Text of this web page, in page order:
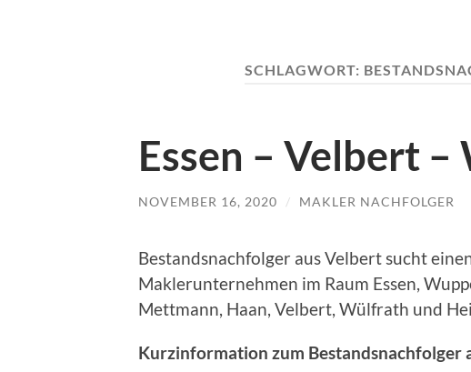
SCHLAGWORT:
Essen – Velbert
NOVEMBER 16, 2020 / MAKLER NACHFOLGER
Bestandsnachfolger aus Velbert sucht
Maklerunternehmen im Raum Essen,
Mettmann, Haan, Velbert, Wülfrath und
Kurzinformation zum Bestandsnachfolger